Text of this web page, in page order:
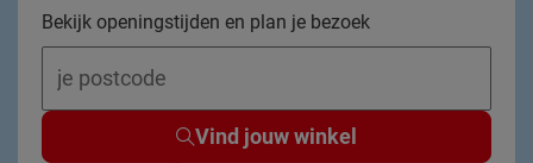
Bekijk openingstijden en plan je bezoek
Vind jouw winkel